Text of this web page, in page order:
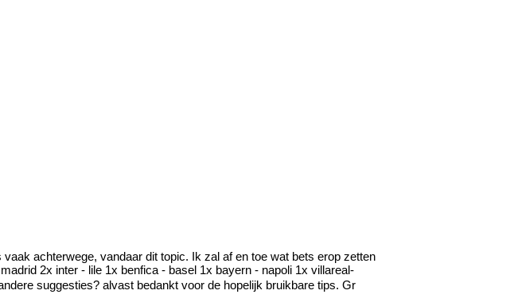
achterwege, vandaar dit topic. Ik zal af en toe wat bets erop zetten
2x inter - lile 1x benfica - basel 1x bayern - napoli 1x villareal-
suggesties? alvast bedankt voor de hopelijk bruikbare tips. Gr